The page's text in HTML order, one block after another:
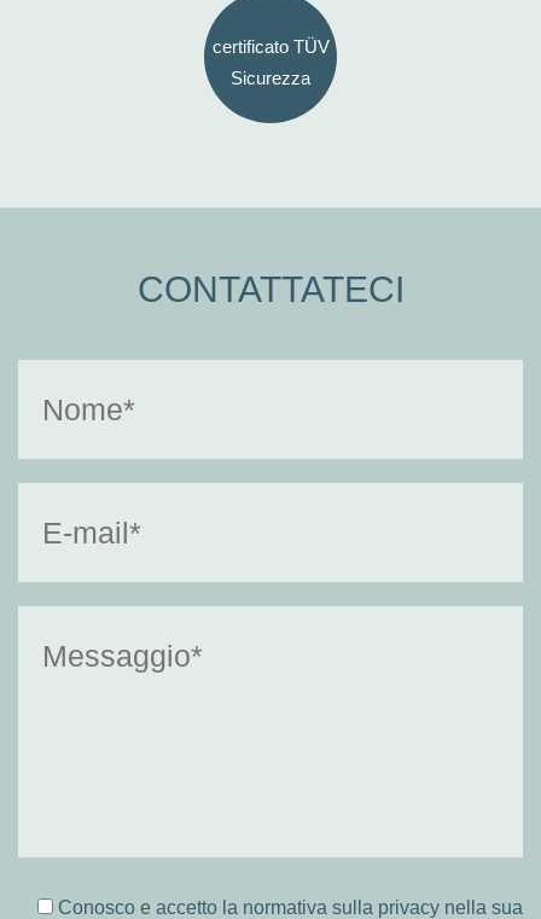
certificato TÜV
Sicurezza
CONTATTATECI
Conosco e accetto la normativa sulla privacy nella sua